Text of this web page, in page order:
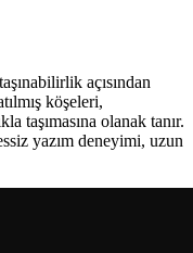
açısından
köşeleri,
taşımasına olanak tanır.
yazım deneyimi, uzun